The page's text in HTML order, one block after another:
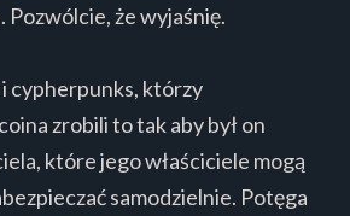
że wyjaśnię.
cypherpunks, którzy
zrobili to tak aby był on
które jego właściciele mogą
samodzielnie. Potęga